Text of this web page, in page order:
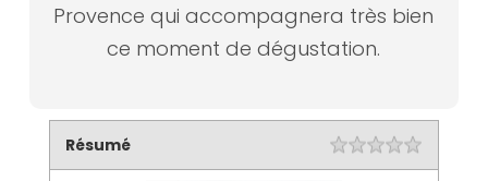
Provence qui accompagnera très bien
ce moment de dégustation.
Résumé